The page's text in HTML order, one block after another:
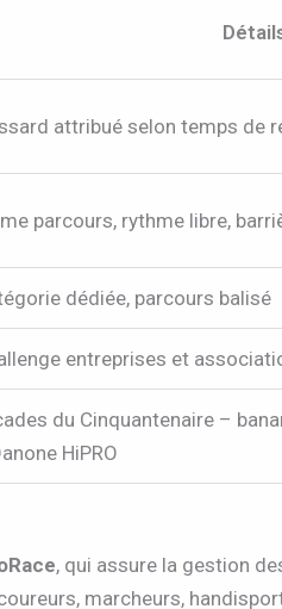
attribué selon temps de
parcours, rythme libre,
dédiée, parcours balisé
entreprises et
du Cinquantenaire –
HiPRO
, qui assure la gestion
marcheurs,